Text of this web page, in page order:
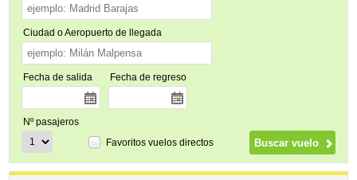
Ciudad o Aeropuerto de llegada
Fecha de salida Fecha de regreso
Nº pasajeros
Favoritos vuelos directos